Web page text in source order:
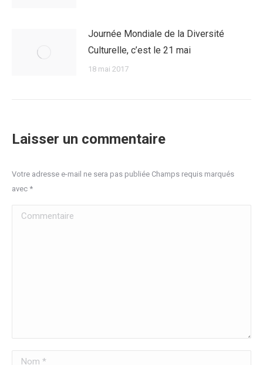
Journée Mondiale de la Diversité
Culturelle, c’est le 21 mai
18 mai 2017
Laisser un commentaire
Votre adresse e-mail ne sera pas publiée Champs requis marqués
avec *
Commentaire
Nom *